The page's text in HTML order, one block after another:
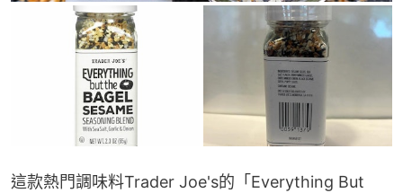
這款熱門調味料Trader Joe's的「Everything But